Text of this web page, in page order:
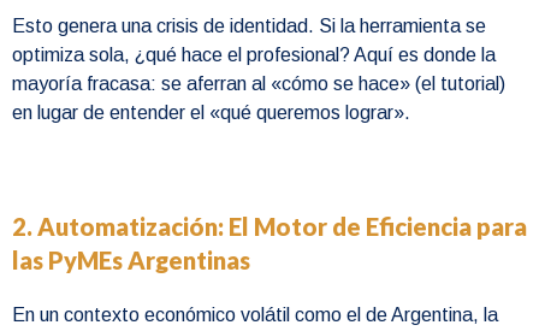
Esto genera una crisis de identidad. Si la herramienta se
optimiza sola, ¿qué hace el profesional? Aquí es donde la
mayoría fracasa: se aferran al «cómo se hace» (el tutorial)
en lugar de entender el «qué queremos lograr».
2. Automatización: El Motor de Eficiencia para
las PyMEs Argentinas
En un contexto económico volátil como el de Argentina, la